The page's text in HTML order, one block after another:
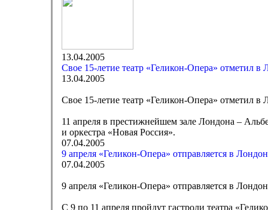
13.04.2005
Свое 15-летие театр «Геликон-Опера» отметил в
13.04.2005
Свое 15-летие театр «Геликон-Опера» отметил в
11 апреля в престижнейшем зале Лондона –
и оркестра «Новая Россия».
07.04.2005
9 апреля «Геликон-Опера» отправляется в Лондон
07.04.2005
9 апреля «Геликон-Опера» отправляется в Лондон
С 9 по 11 апреля пройдут гастроли театра